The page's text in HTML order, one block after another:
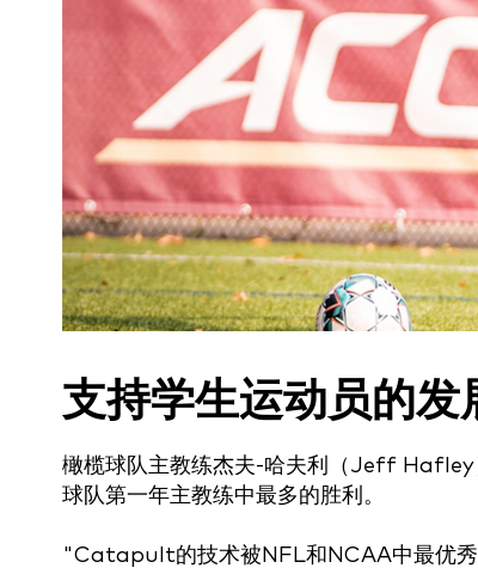
支持学生运动员的发
橄榄球队主教练杰夫-哈夫利（Jeff Hafley
球队第一年主教练中最多的胜利。
"Catapult的技术被NFL和NCAA中最优秀